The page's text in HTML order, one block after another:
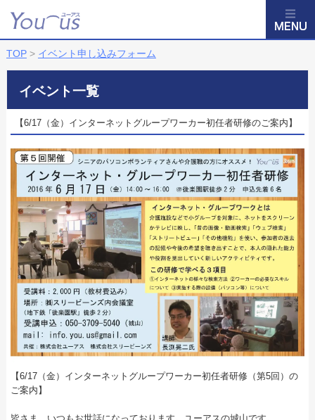
TOP > イベント申し込みフォーム
イベント一覧
【6/17（金）インターネットグループワーカー初任者研修のご案内】
【6/17（金）インターネットグループワーカー初任者研修（第5回）の
ご案内】